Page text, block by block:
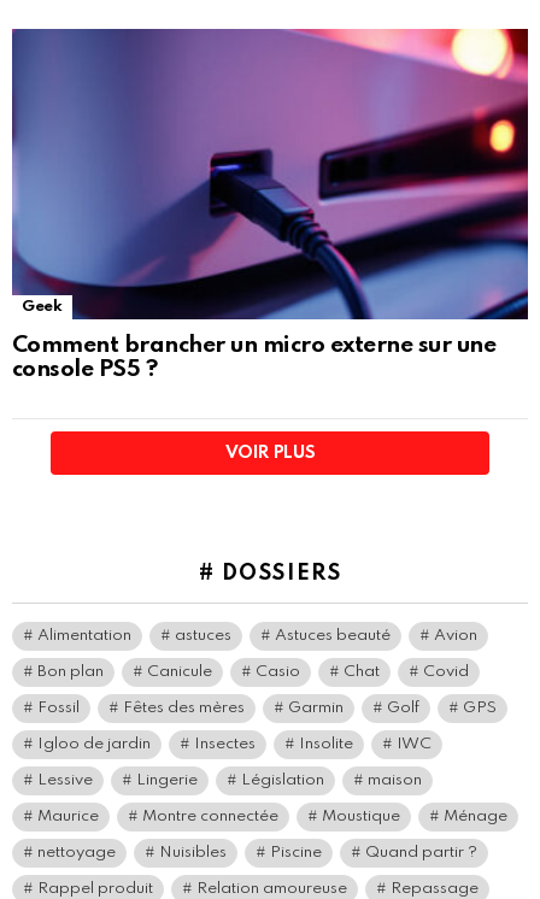
Geek
Comment brancher un micro externe sur une
console PS5 ?
VOIR PLUS
# DOSSIERS
Alimentation astuces Astuces beauté Avion
Bon plan Canicule Casio Chat Covid
Fossil Fêtes des mères Garmin Golf GPS
Igloo de jardin Insectes Insolite IWC
Lessive Lingerie Législation maison
Maurice Montre connectée Moustique Ménage
nettoyage Nuisibles Piscine Quand partir ?
Rappel produit Relation amoureuse Repassage